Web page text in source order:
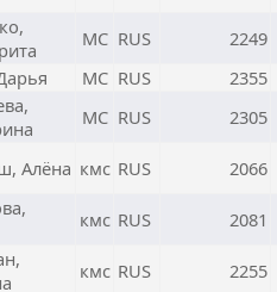
МС RUS
2249
МС RUS
2355
МС RUS 2305
Алёна кмс RUS 2066
кмс RUS 2081
кмс RUS 2255